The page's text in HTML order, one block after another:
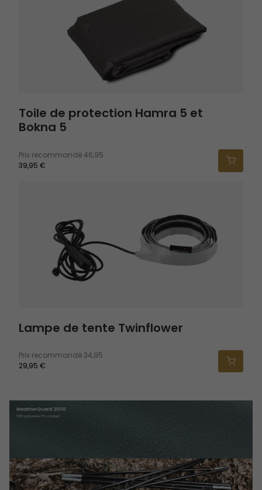
Toile de protection Hamra 5 et
Bokna 5
Prix recommandé46,95
39,95 €
Lampe de tente Twinflower
Prix recommandé34,95
29,95 €